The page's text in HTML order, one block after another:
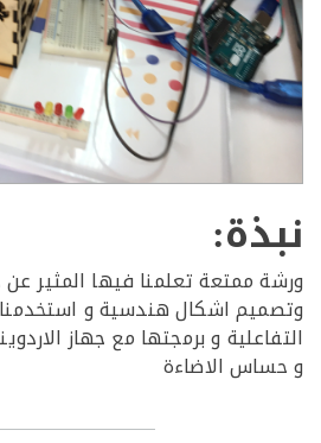
ممتعة تعلمنا فيها المثير عن جهاز
اشكال هندسية و استخدمنا معاها
و برمجتها مع جهاز الاردوينوو
الاضاءة